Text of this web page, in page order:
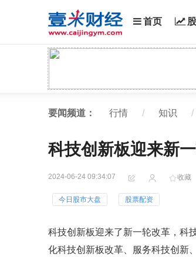
首页
要闻频道： 行情 / 知识 /
科技创新板迎来新
2024-06-24 09:34:07 收藏
今日股市大盘 股票配资
科技创新板迎来了新一轮改革，科
化科技创新板改革、服务科技创新